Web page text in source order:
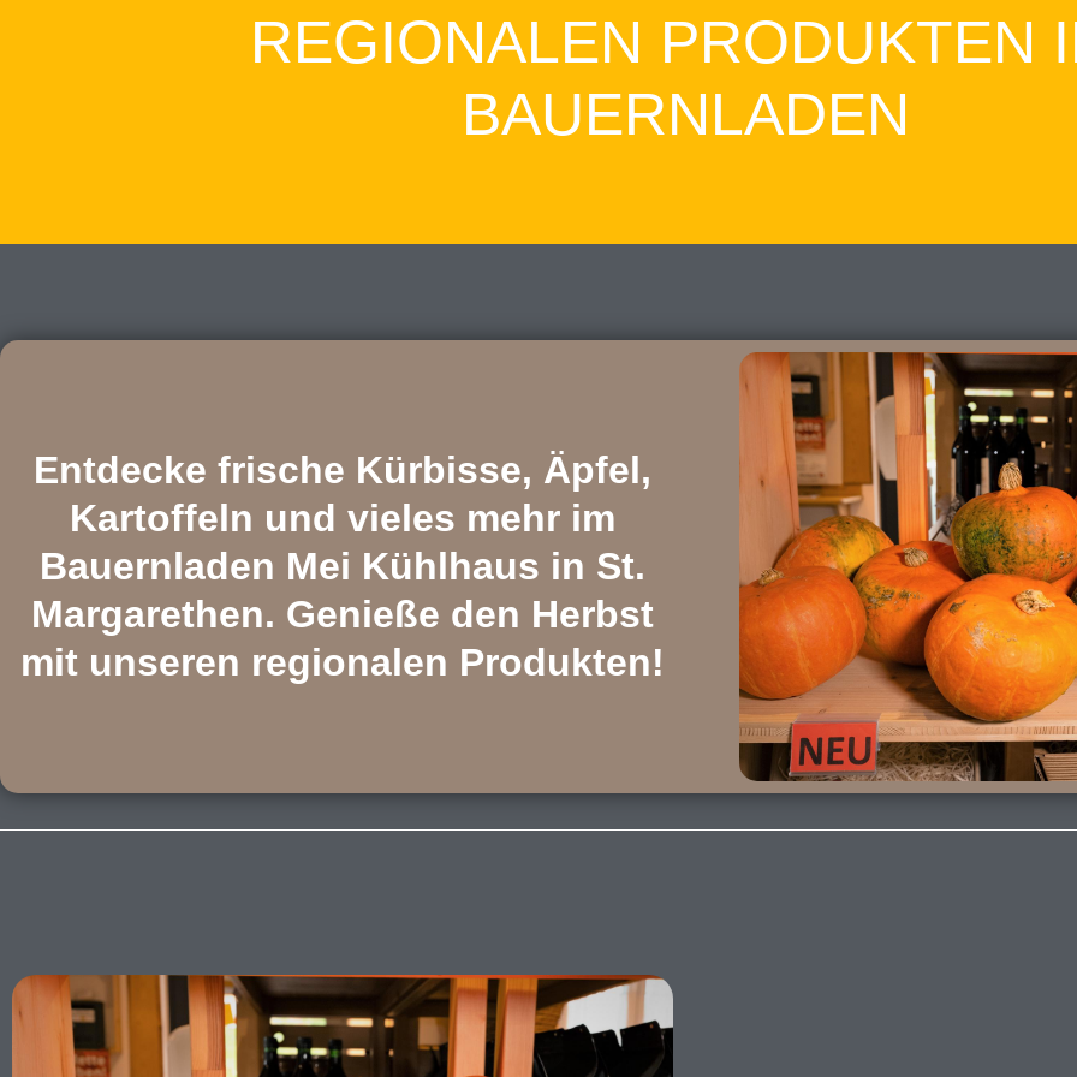
REGIONALEN PRODUKTEN
BAUERNLADEN
Entdecke frische Kürbisse, Äpfel,
Kartoffeln und vieles mehr im
Bauernladen Mei Kühlhaus in St.
Margarethen. Genieße den Herbst
mit unseren regionalen Produkten!